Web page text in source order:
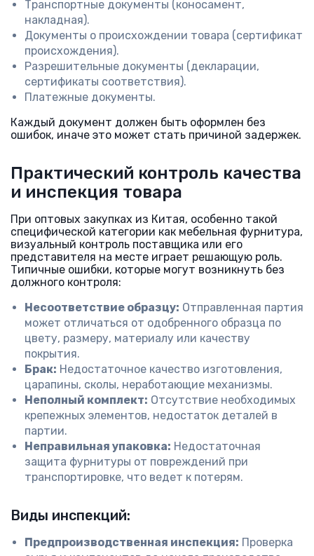
Транспортные документы (коносамент,
накладная).
Документы о происхождении товара (сертификат
происхождения).
Разрешительные документы (декларации,
сертификаты соответствия).
Платежные документы.
Каждый документ должен быть оформлен без
ошибок, иначе это может стать причиной задержек.
Практический контроль качества
и инспекция товара
При оптовых закупках из Китая, особенно такой
специфической категории как мебельная фурнитура,
визуальный контроль поставщика или его
представителя на месте играет решающую роль.
Типичные ошибки, которые могут возникнуть без
должного контроля:
Несоответствие образцу: Отправленная партия
может отличаться от одобренного образца по
цвету, размеру, материалу или качеству
покрытия.
Брак: Недостаточное качество изготовления,
царапины, сколы, неработающие механизмы.
Неполный комплект: Отсутствие необходимых
крепежных элементов, недостаток деталей в
партии.
Неправильная упаковка: Недостаточная
защита фурнитуры от повреждений при
транспортировке, что ведет к потерям.
Виды инспекций:
Предпроизводственная инспекция: Проверка